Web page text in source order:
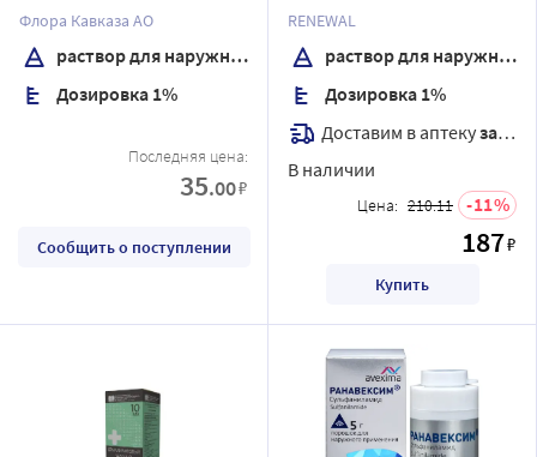
применения спиртовой 25
мл флакон
Флора Кавказа АО
раствор для наружного применения спиртовой
Дозировка 1%
Последняя цена:
35.00₽
Сообщить о поступлении
для наружного
применения спиртовой
флакон с лопаткой
RENEWAL
раствор для наружного применения спиртовой
Дозировка 1%
Доставим в аптекузавтра
В наличии
Цена: 210.11 11
187₽
Купить